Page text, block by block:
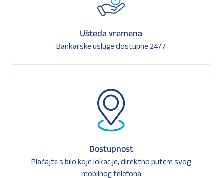
Ušteda vremena
Bankarske usluge dostupne 24/7
Dostupnost
Plaćajte s bilo koje lokacije, direktno putem svog
mobilnog telefona